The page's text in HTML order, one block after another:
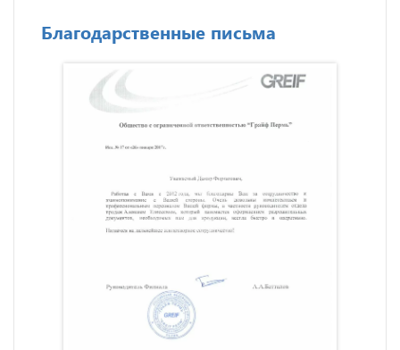
Благодарственные письма